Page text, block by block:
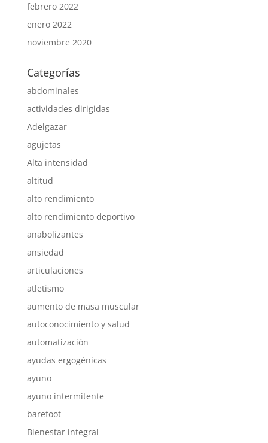
febrero 2022
enero 2022
noviembre 2020
Categorías
abdominales
actividades dirigidas
Adelgazar
agujetas
Alta intensidad
altitud
alto rendimiento
alto rendimiento deportivo
anabolizantes
ansiedad
articulaciones
atletismo
aumento de masa muscular
autoconocimiento y salud
automatización
ayudas ergogénicas
ayuno
ayuno intermitente
barefoot
Bienestar integral